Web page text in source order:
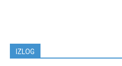
IZLOG